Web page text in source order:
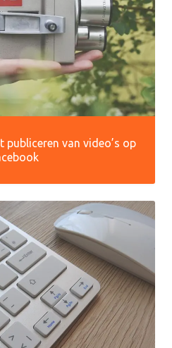
publiceren van video’s op